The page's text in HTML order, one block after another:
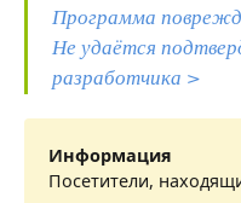
Программа
Не удаётся
разработчика >
Информация
Посетители,